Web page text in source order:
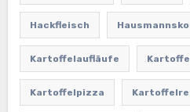
Hackfleisch
Kartoffelaufläufe
Kartoffelpizza